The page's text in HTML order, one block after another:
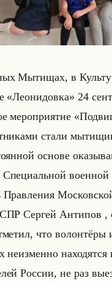
Мы­ти­щах, в
«Леонидовка» 24
ме­ро­при­ятие
стали
ос­но­ве
во­ен­ной
Прав­ле­ния
Сер­гей Ан­ти­пов ,
что
неиз­мен­но
Рос­сии, не раз